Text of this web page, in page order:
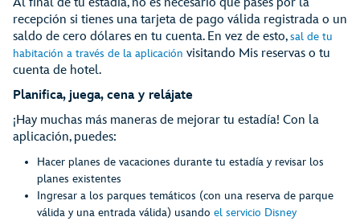
recepción si tienes una tarjeta de pago válida registrada o un
saldo de cero dólares en tu cuenta. En vez de esto,sal de tu
habitación a través de la aplicación visitando Mis reservas o tu
cuenta de hotel.
Planifica, juega, cena y relájate
¡Hay muchas más maneras de mejorar tu estadía! Con la
aplicación, puedes:
Hacer planes de vacaciones durante tu estadía y revisar los
planes existentes
Ingresar a los parques temáticos (con una reserva de parque
válida y una entrada válida) usando el servicio Disney